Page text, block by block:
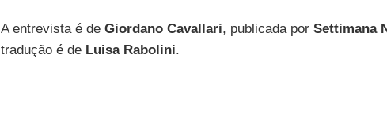
A entrevista é de Giordano Cavallari, publicada por Settimana
tradução é de Luisa Rabolini.